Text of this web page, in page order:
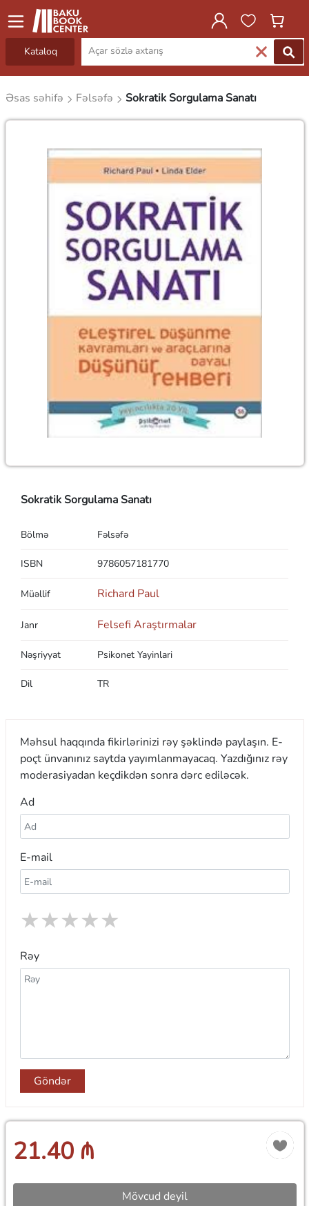
Kataloq
Əsas səhifə Fəlsəfə Sokratik Sorgulama Sanatı
Sokratik Sorgulama Sanatı
Bölmə Fəlsəfə
ISBN 9786057181770
Müəllif Richard Paul
Janr Felsefi Araştırmalar
Nəşriyyat Psikonet Yayinlari
Dil TR
Məhsul haqqında fikirlərinizi rəy şəklində paylaşın. E-
poçt ünvanınız saytda yayımlanmayacaq. Yazdığınız rəy
moderasiyadan keçdikdən sonra dərc ediləcək.
Ad
E-mail
★
★
★
★
★
Rəy
Göndər
21.40 ₼
Mövcud deyil